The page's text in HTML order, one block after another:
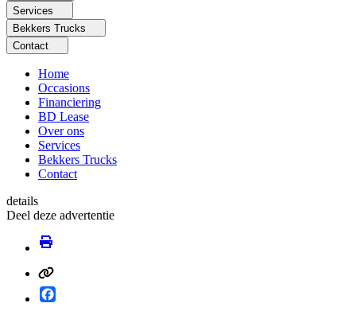
Services
Bekkers Trucks
Contact
Home
Occasions
Financiering
BD Lease
Over ons
Services
Bekkers Trucks
Contact
details
Deel deze advertentie